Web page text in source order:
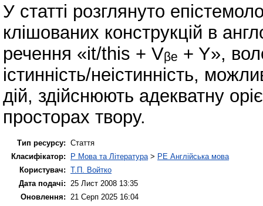
У статті розглянуто
клішованих конструкцій в
речення «it/this + Vᵦₑ + Y»,
істинність/неістинність,
дій, здійснюють адекватну
просторах твору.
Тип ресурсу: Стаття
Класифікатор:
P Мова та Література > PE Англійська мова
Користувач: Т.П. Войтко
Дата подачі:
25 Лист 2008 13:35
Оновлення:
21 Серп 2025 16:04